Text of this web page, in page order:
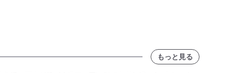
もっと見る